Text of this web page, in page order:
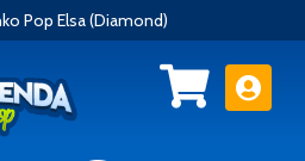
Pop Elsa (Diamond)